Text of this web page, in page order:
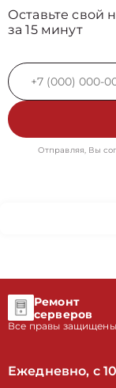
Оставьте свой
за 15 минут
Отправляя, Вы
Ремонт
серверов
Все правы защищены
Ежедневно, с